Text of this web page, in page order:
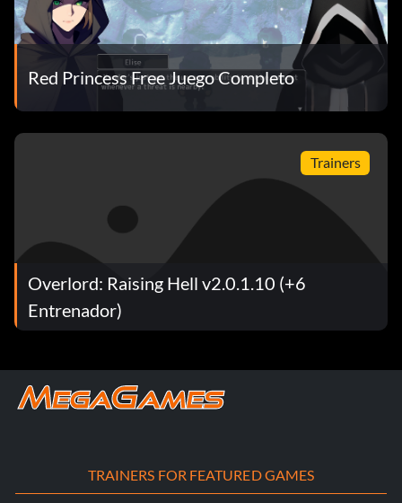
Red Princess Free Juego Completo
Trainers
Overlord: Raising Hell v2.0.1.10 (+6
Entrenador)
TRAINERS FOR FEATURED GAMES